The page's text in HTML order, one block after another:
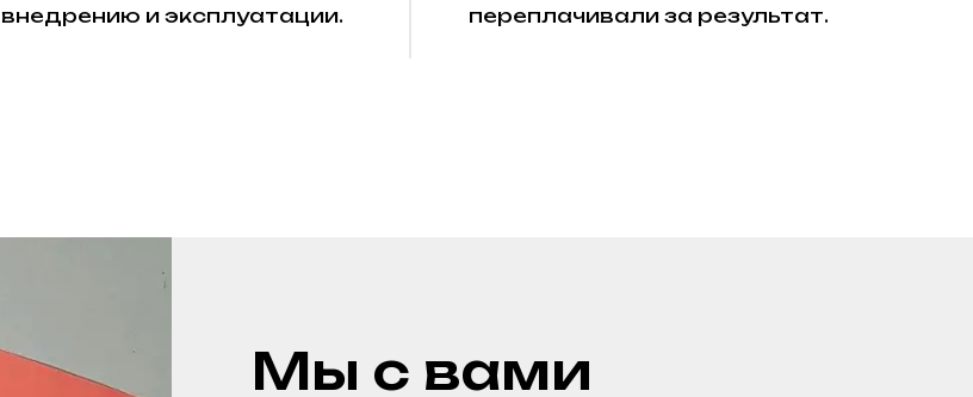
внедрению и эксплуатации.
переплачивали за результат.
Мы с вами